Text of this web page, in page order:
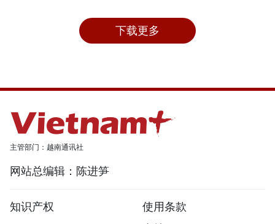
下载更多
主管部门：越南通讯社
网站总编辑：陈进笋
知识产权
使用条款